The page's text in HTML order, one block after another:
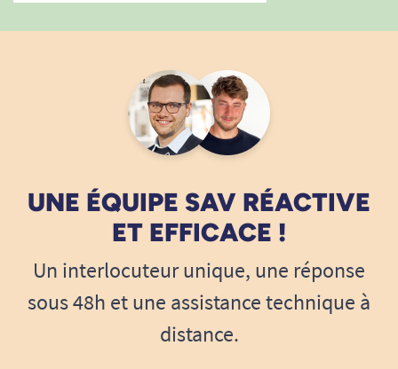
UNE ÉQUIPE SAV RÉACTIVE
ET EFFICACE !
Un interlocuteur unique, une réponse
sous 48h et une assistance technique à
distance.